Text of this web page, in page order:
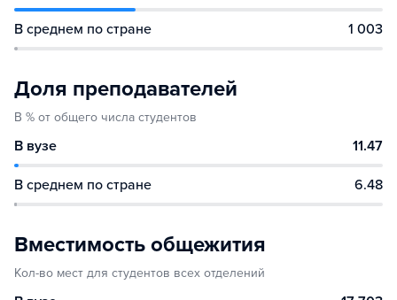
В среднем по стране 1 003
Доля преподавателей
В % от общего числа студентов
В вузе 11.47
В среднем по стране 6.48
Вместимость общежития
Кол-во мест для студентов всех отделений